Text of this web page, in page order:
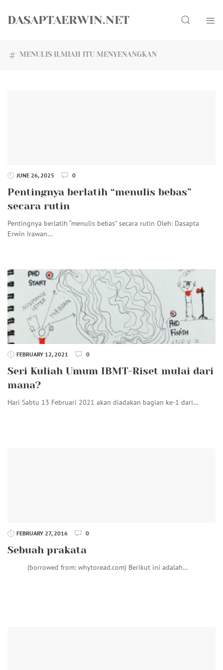
DASAPTAERWIN.NET Search
MENULIS ILMIAH ITU MENYENANGKAN
JUNE 26, 2025 0
Pentingnya berlatih “menulis bebas”
secara rutin
Pentingnya berlatih “menulis bebas” secara rutin Oleh: Dasapta
Erwin Irawan…
FEBRUARY 12, 2021 0
Seri Kuliah Umum IBMT-Riset mulai dari
mana?
Hari Sabtu 13 Februari 2021 akan diadakan bagian ke-1 dari…
FEBRUARY 27, 2016 0
Sebuah prakata
(borrowed from: whytoread.com) Berikut ini adalah…